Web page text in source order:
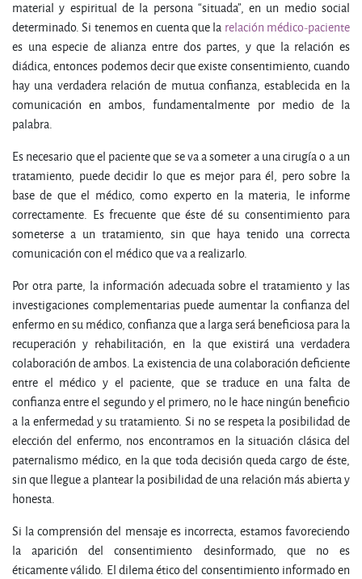
material y espiritual de la persona “situada”, en un medio social
determinado. Si tenemos en cuenta que la relación médico-paciente
es una especie de alianza entre dos partes, y que la relación es
diádica, entonces podemos decir que existe consentimiento, cuando
hay una verdadera relación de mutua confianza, establecida en la
comunicación en ambos, fundamentalmente por medio de la
palabra.
Es necesario que el paciente que se va a someter a una cirugía o a un
tratamiento, puede decidir lo que es mejor para él, pero sobre la
base de que el médico, como experto en la materia, le informe
correctamente. Es frecuente que éste dé su consentimiento para
someterse a un tratamiento, sin que haya tenido una correcta
comunicación con el médico que va a realizarlo.
Por otra parte, la información adecuada sobre el tratamiento y las
investigaciones complementarias puede aumentar la confianza del
enfermo en su médico, confianza que a larga será beneficiosa para la
recuperación y rehabilitación, en la que existirá una verdadera
colaboración de ambos. La existencia de una colaboración deficiente
entre el médico y el paciente, que se traduce en una falta de
confianza entre el segundo y el primero, no le hace ningún beneficio
a la enfermedad y su tratamiento. Si no se respeta la posibilidad de
elección del enfermo, nos encontramos en la situación clásica del
paternalismo médico, en la que toda decisión queda cargo de éste,
sin que llegue a plantear la posibilidad de una relación más abierta y
honesta.
Si la comprensión del mensaje es incorrecta, estamos favoreciendo
la aparición del consentimiento desinformado, que no es
éticamente válido. El dilema ético del consentimiento informado en